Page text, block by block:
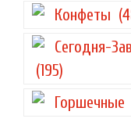
Конфеты
Сегодня-
(195)
Горшечные